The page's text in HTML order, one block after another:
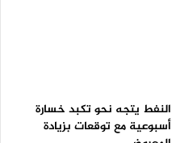
النفط يتجه نحو تكبد خسارة
أسبوعية مع توقعات بزيادة